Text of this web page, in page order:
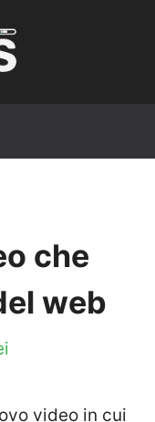
che
web
video in cui